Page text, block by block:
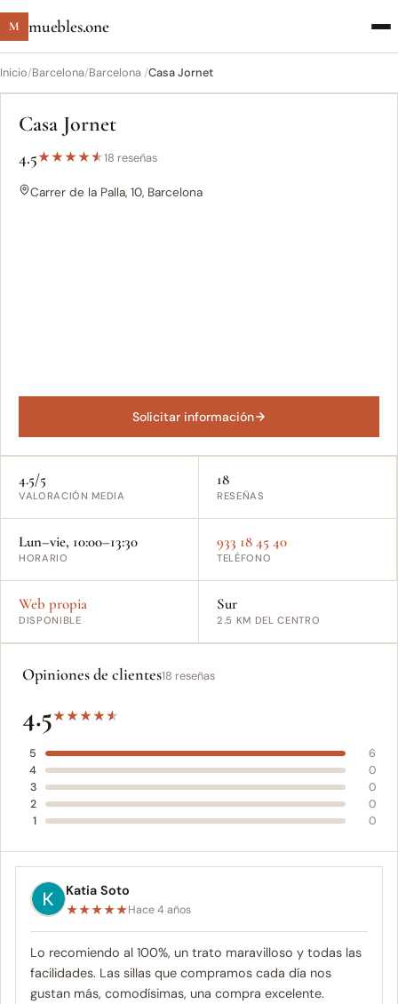
M muebles.one
Inicio/Barcelona/Barcelona ‎ /Casa Jornet
Casa Jornet
4.5★★★★★18 reseñas
Carrer de la Palla, 10, Barcelona
Solicitar información
4.5/5
VALORACIÓN MEDIA
18
RESEÑAS
Lun–vie, 10:00–13:30
HORARIO
933 18 45 40
TELÉFONO
Web propia
DISPONIBLE
Sur
2.5 KM DEL CENTRO
Opiniones de clientes18 reseñas
4.5★★★★★
5
6
4
0
3
0
2
0
1
0
Katia Soto
★★★★★Hace 4 años
Lo recomiendo al 100%, un trato maravilloso y todas las
facilidades. Las sillas que compramos cada día nos
gustan más, comodísimas, una compra excelente.